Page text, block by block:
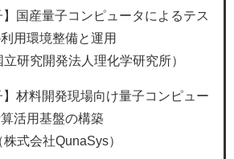
】国産量子コンピュータによるテス
用環境整備と運用
研究開発法人理化学研究所）
】材料開発現場向け量子コンピュー
活用基盤の構築
式会社QunaSys）